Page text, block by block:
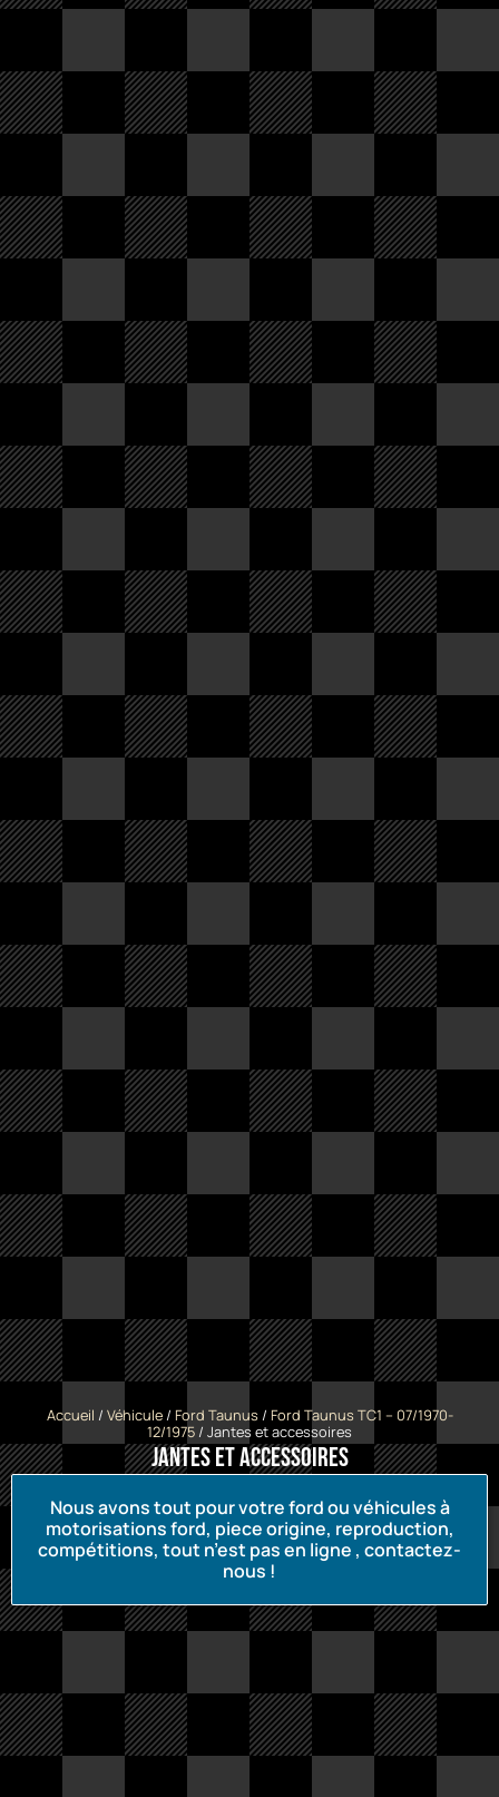
Accueil / Véhicule/ Ford Taunus/ Ford Taunus TC1 -- 07/1970-
12/1975 / Jantes et accessoires
Jantes et accessoires
Nous avons tout pour votre ford ou véhicules à
motorisations ford, piece origine, reproduction,
compétitions, tout n’est pas en ligne , contactez-
nous !